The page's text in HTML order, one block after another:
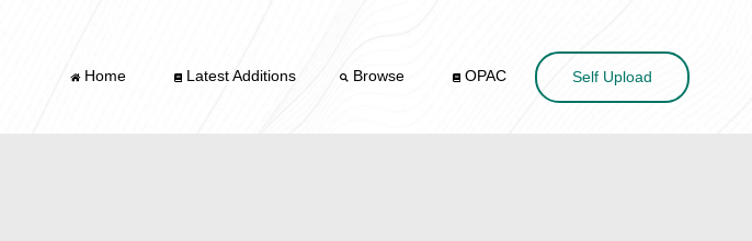
Home Latest Additions Browse OPAC Self Upload